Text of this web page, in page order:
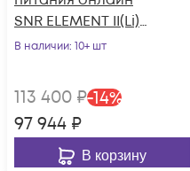
SNR ELEMENT II(Li)
2кВА/2кВт, 76.8В/6Ач
В наличии: 10+ шт
113 400 ₽-14%
97 944 ₽
В корзину